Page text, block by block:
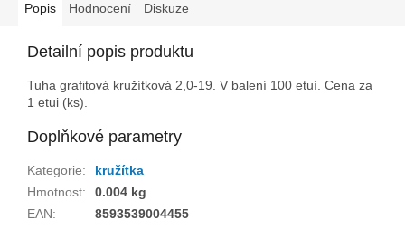
Popis Hodnocení Diskuze
Detailní popis produktu
Tuha grafitová kružítková 2,0-19. V balení 100 etuí. Cena za
1 etui (ks).
Doplňkové parametry
Kategorie:
kružítka
Hmotnost:
0.004 kg
EAN: 8593539004455